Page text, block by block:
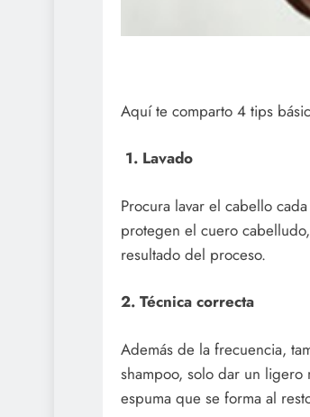
Aquí te comparto 4 tips
1. Lavado
Procura lavar el cabello
protegen el cuero
resultado del proceso.
2. Técnica correcta
Además de la frecuencia,
shampoo, solo dar un ligero
espuma que se forma al